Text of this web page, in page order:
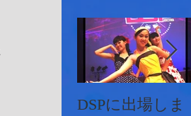
DSPに出場しま